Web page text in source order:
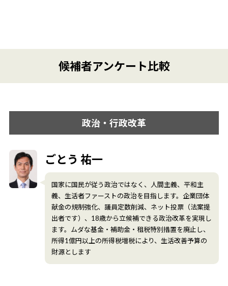
候補者アンケート比較
政治・ 行政改革
ごとう 祐一
国家に国民が従う政治ではなく、人間主義、平和主
義、生活者ファーストの政治を目指します。企業団体
献金の規制強化、議員定数削減、ネット投票（法案提
出者です）、18歳から立候補できる政治改革を実現し
ます。ムダな基金・補助金・租税特別措置を廃止し、
所得1億円以上の所得税増税により、生活改善予算の
財源とします